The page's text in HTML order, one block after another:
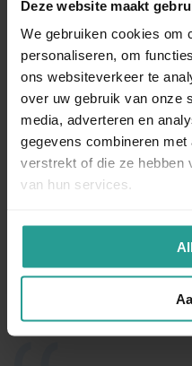
Deze website maakt
We gebruiken cookies om
personaliseren, om
ons websiteverkeer te
over uw gebruik van onze
media, adverteren en
gegevens combineren
verstrekt of die ze hebben
van hun services.
discreet en zorgen dat de
aangepakt, om herhaling
met Kinnef voor ieder
die zilvervisjes!
STUUR EEN